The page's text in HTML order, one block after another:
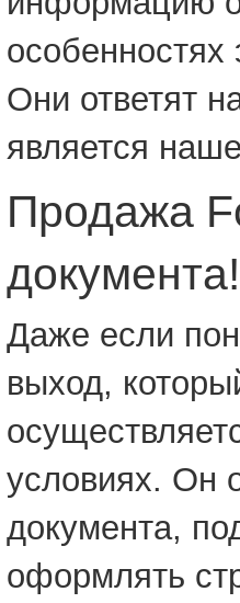
особенностях
Они ответят
является
Продажа
Даже если
выход,
условиях. Он
документа,
оформлять